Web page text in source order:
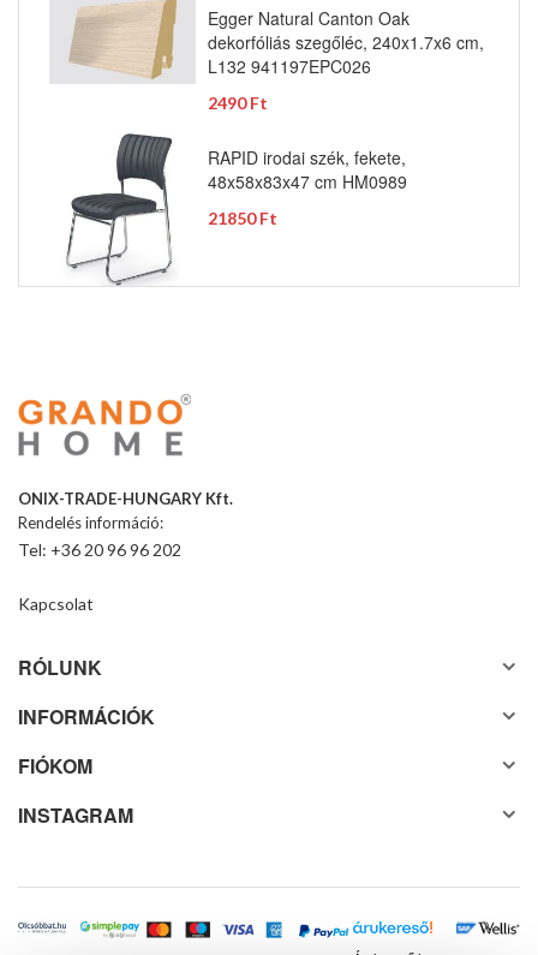
Egger Natural Canton Oak
dekorfóliás szegőléc, 240x1.7x6 cm,
L132 941197EPC026
2490 Ft
RAPID irodai szék, fekete,
48x58x83x47 cm HM0989
21850 Ft
ONIX-TRADE-HUNGARY Kft.
Rendelés információ:
Tel: +36 20 96 96 202
Kapcsolat
RÓLUNK
INFORMÁCIÓK
FIÓKOM
INSTAGRAM